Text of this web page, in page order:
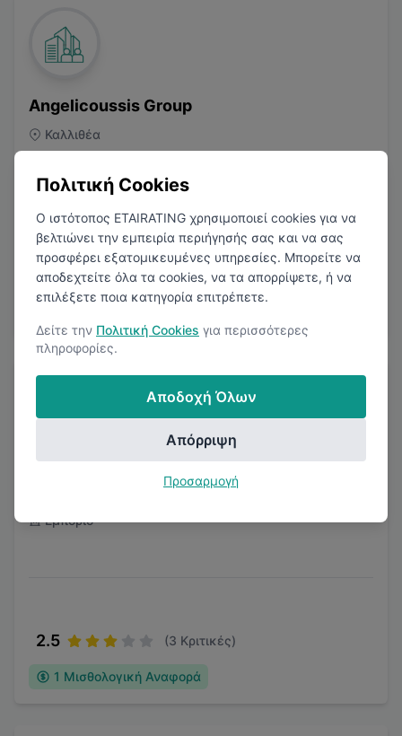
Angelicoussis Group
Καλλιθέα
3.2 (2Κριτικές)
Εμπόριο
2.5 (3 Κριτικές)
1 Μισθολογική Αναφορά
Πολιτική Cookies
Ο ιστότοπος ETAIRATING χρησιμοποιεί cookies για να
βελτιώνει την εμπειρία περιήγησής σας και να σας
προσφέρει εξατομικευμένες υπηρεσίες. Μπορείτε να
αποδεχτείτε όλα τα cookies, να τα απορρίψετε, ή να
επιλέξετε ποια κατηγορία επιτρέπετε.
Δείτε την Πολιτική Cookies για περισσότερες
πληροφορίες.
Αποδοχή Όλων
Απόρριψη
Προσαρμογή